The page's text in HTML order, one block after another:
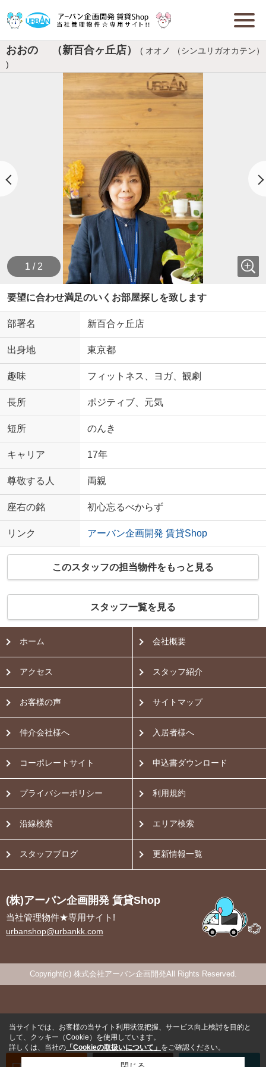
おおの （新百合ヶ丘店）
( オオノ （シンユリガオカテン）
)
1 / 2
要望に合わせ満足のいくお部屋探しを致します
部署名 新百合ヶ丘店
出身地 東京都
趣味 フィットネス、ヨガ、観劇
長所 ポジティブ、元気
短所 のんき
キャリア 17年
尊敬する人 両親
座右の銘 初心忘るべからず
リンク アーバン企画開発 賃貸Shop
このスタッフの担当物件をもっと見る
スタッフ一覧を見る
ホーム 会社概要
アクセス スタッフ紹介
お客様の声 サイトマップ
仲介会社様へ 入居者様へ
コーポレートサイト 申込書ダウンロード
プライバシーポリシー 利用規約
沿線検索 エリア検索
スタッフブログ 更新情報一覧
(株)アーバン企画開発 賃貸Shop
当社管理物件★専用サイト!
urbanshop@urbankk.com
Copyright(c) 株式会社アーバン企画開発All Rights Reserved.
当サイトでは、お客様の当サイト利用状況把握、サービス向上検討を目的と
して、クッキー（Cookie）を使用しています。
詳しくは、当社の 「Cookieの取扱いについて」 をご確認ください。